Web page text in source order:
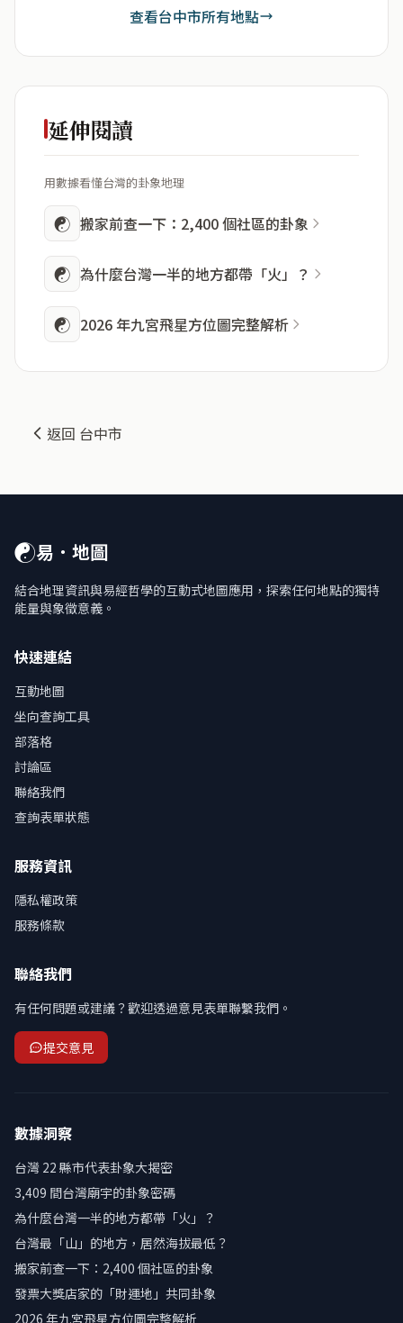
查看台中市所有地點
延伸閱讀
用數據看懂台灣的卦象地理
☯ 搬家前查一下：2,400 個社區的卦象
☯ 為什麼台灣一半的地方都帶「火」？
☯ 2026 年九宮飛星方位圖完整解析
返回 台中市
☯易．地圖
結合地理資訊與易經哲學的互動式地圖應用，探索任何地點的獨特
能量與象徵意義。
快速連結
互動地圖
坐向查詢工具
部落格
討論區
聯絡我們
查詢表單狀態
服務資訊
隱私權政策
服務條款
聯絡我們
有任何問題或建議？歡迎透過意見表單聯繫我們。
提交意見
數據洞察
台灣 22 縣市代表卦象大揭密
3,409 間台灣廟宇的卦象密碼
為什麼台灣一半的地方都帶「火」？
台灣最「山」的地方，居然海拔最低？
搬家前查一下：2,400 個社區的卦象
發票大獎店家的「財運地」共同卦象
2026 年九宮飛星方位圖完整解析